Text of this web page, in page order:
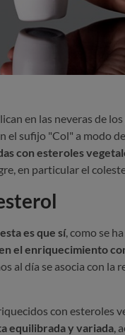
en las neveras de
el sufijo "Col" a modo
con esteroles
en particular el
es que sí, como se
el enriquecimiento
al día se asocia con la
con esteroles
equilibrada y variada,